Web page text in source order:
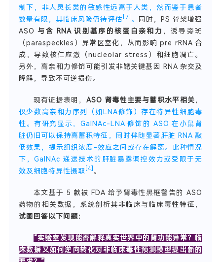
制下，非人灵长类的敏感性远高于人类，然而鉴于患者
数量有限，其临床风险仍待评估
[7] 。
同时，PS 骨架增强
ASO与含 RNA 识别基序的核蛋白亲和力 ，诱导旁斑
（paraspeckles）异常区室化，从而影响 pre rRNA 合
成，导致核仁应激（nucleolar stress）和细胞凋亡。
另外，高亲和力修饰可能引发非靶关键基因 RNA 杂交及
降解，导致不可逆损伤。
现有证据表明， ASO 肾毒性主要与蓄积水平相关，
仅少数高亲和力序列（如LNA修饰）存在特异性细胞毒
性。有研究显示，GalNAc-LNA 修饰的 ASO 在小鼠肾
脏仍旧可以保持高蓄积特征，同时伴随显著肝脏 RNA 敲
低效果，提示组织浓度-效应之间或存在解离。此种情况
下，GalNAc 递送技术的肝脏暴露调控效力或受限于无
效及细胞特异性摄取 [4] 。
本文基于 5 款被 FDA 给予肾毒性黑框警告的 ASO
药物的相关数据，系统剖析其非临床与临床毒性特征，
试图回答以下问题：
“实验室发现能否解释真实世界中的肾功能异常？临
床数据又如何逆向转化对非临床毒性预测模型提出新的